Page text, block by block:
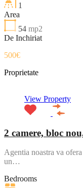
1
Area
54 mp2
De Inchiriat
500€
Proprietate
View Property
2 camere, bloc
Agentia noastra va
un…
Bedrooms